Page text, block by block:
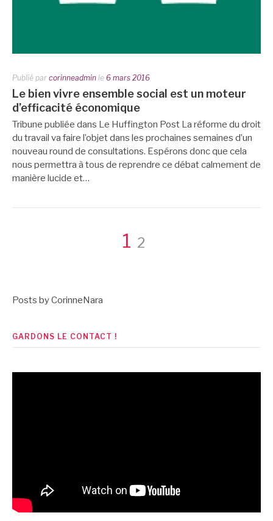
Publié par corinneadmin le 6 mars 2016
Le bien vivre ensemble social est un moteur
d’efficacité économique
Tribune publiée dans Le Huffington Post La réforme du droit
du travail va faire l’objet dans les prochaines semaines d’un
nouveau round de consultations. Espérons donc que cela
nous permettra à tous de reprendre ce débat calmement de
manière lucide et…
Pagination
publications
Page
1 Page
2
Posts by CorinneNara
GARDONS LE CONTACT !